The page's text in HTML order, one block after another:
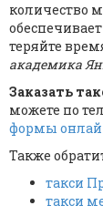
количество
теряйте
академика
Заказать
можете по
формы
Также
такси
такси